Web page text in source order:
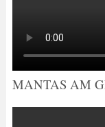
MANTAS AM